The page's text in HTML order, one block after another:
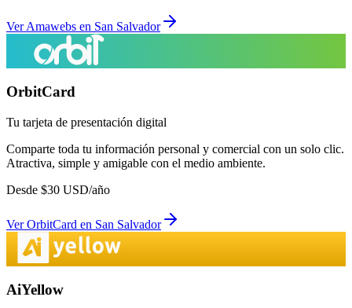
VerAmawebs en San Salvador
OrbitCard
Tu tarjeta de presentación digital
Comparte toda tu información personal y comercial con un solo clic.
Atractiva, simple y amigable con el medio ambiente.
Desde $30 USD/año
VerOrbitCard en San Salvador
AiYellow